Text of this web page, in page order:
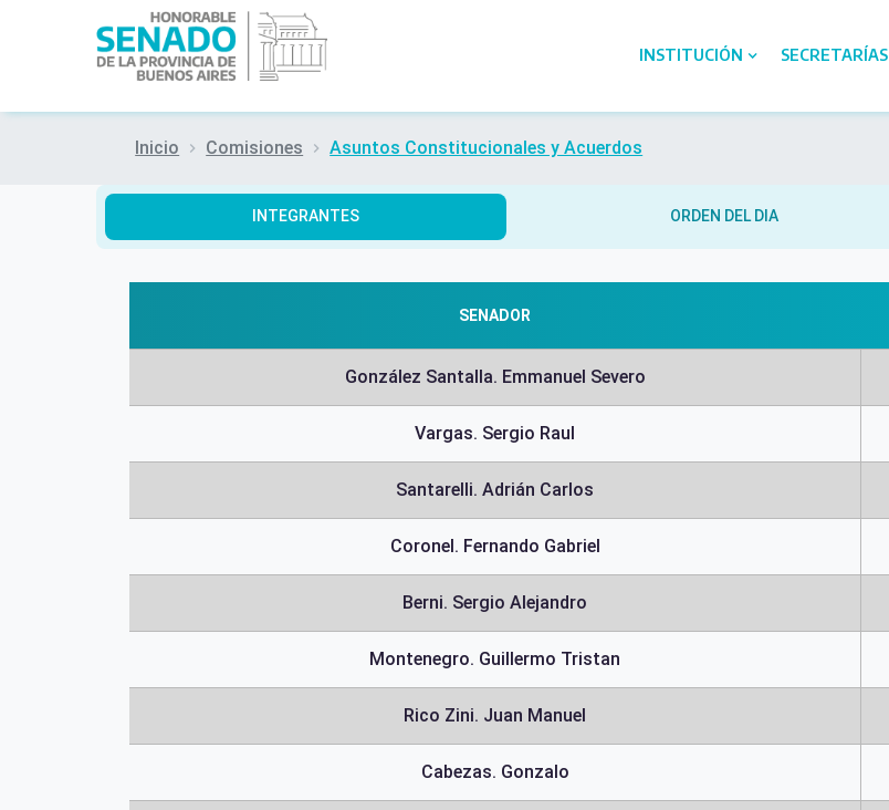
INSTITUCIÓN SECRETARÍAS
Inicio Comisiones Asuntos Constitucionales y Acuerdos
INTEGRANTES ORDEN DEL DIA
SENADOR
González Santalla. Emmanuel Severo
Vargas. Sergio Raul
Santarelli. Adrián Carlos
Coronel. Fernando Gabriel
Berni. Sergio Alejandro
Montenegro. Guillermo Tristan
Rico Zini. Juan Manuel
Cabezas. Gonzalo